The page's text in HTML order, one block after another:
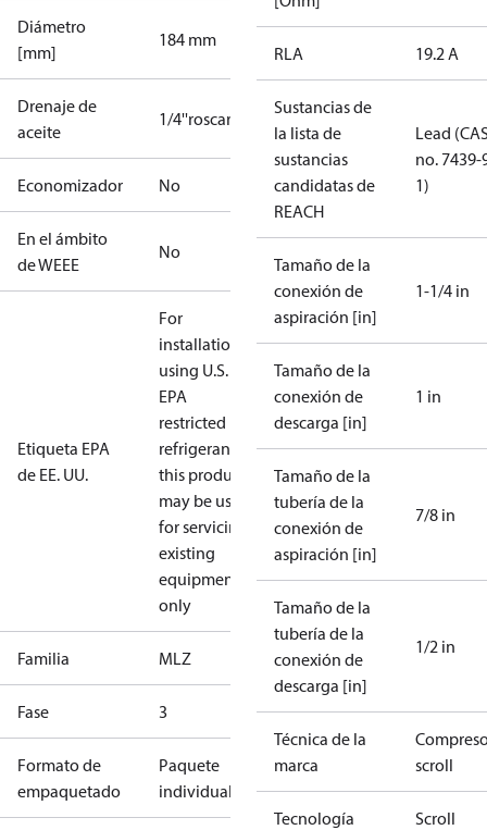
Diámetro
[mm]
184 mm
Drenaje de
aceite
1/4''roscar
Economizador No
En el ámbito
de WEEE
No
Etiqueta EPA
de EE. UU.
For
installations
using U.S.
EPA
restricted
refrigerants,
this product
may be used
for servicing
existing
equipment
only
Familia MLZ
Fase 3
Formato de
empaquetado
Paquete
individual
RLA 19.2 A
Sustancias de
la lista de
sustancias
candidatas de
REACH
Lead
no. 7439-
1)
Tamaño de la
conexión de
aspiración [in]
1-1/4 in
Tamaño de la
conexión de
descarga [in]
1 in
Tamaño de la
tubería de la
conexión de
aspiración [in]
7/8 in
Tamaño de la
tubería de la
conexión de
descarga [in]
1/2 in
Técnica de la
marca
scroll
Tecnología Scroll